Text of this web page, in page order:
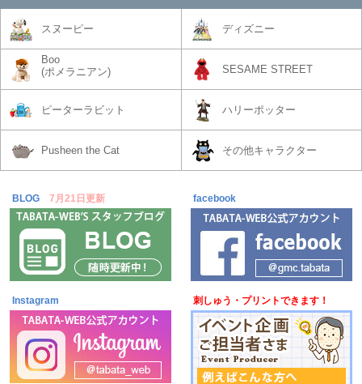
スヌーピー ディズニー
Boo
(ポメラニアン)
SESAME STREET
ピーターラビット ハリーポッター
Pusheen the Cat その他キャラクター
BLOG 7月21日更新 facebook
Instagram 刺しゅう・プリントできます！